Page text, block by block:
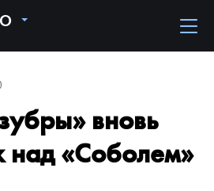
вновь
над «Соболем»